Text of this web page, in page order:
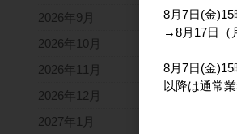
2026年9月
2026年10月
2026年11月
2026年12月
2027年1月
8月7日(金
→8月17日（
8月7日(金
以降は通常